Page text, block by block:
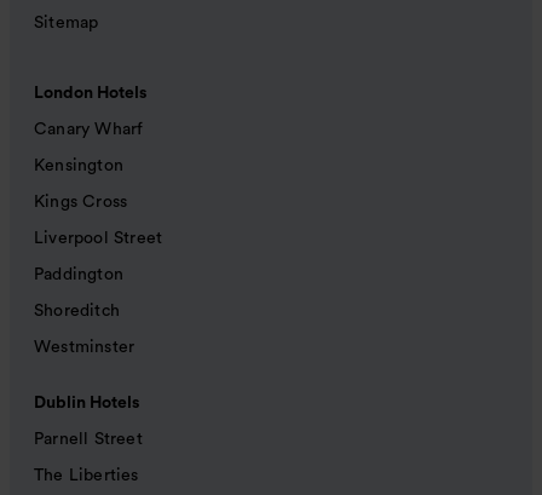
Sitemap
London Hotels
Canary Wharf
Kensington
Kings Cross
Liverpool Street
Paddington
Shoreditch
Westminster
Dublin Hotels
Parnell Street
The Liberties